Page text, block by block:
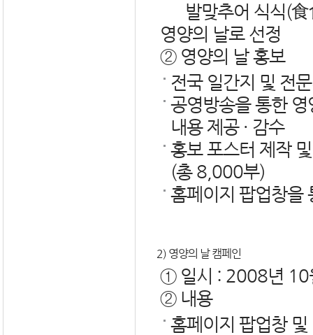
발맞추어 식식(食
영양의 날로 선정
② 영양의 날 홍보
전국 일간지 및 전
공영방송을 통한
내용 제공 · 감수
홍보 포스터 제작
(총 8,000부)
홈페이지 팝업창을
2) 영양의 날 캠페인
① 일시 : 2008년 10
② 내용
홈페이지 팝업창